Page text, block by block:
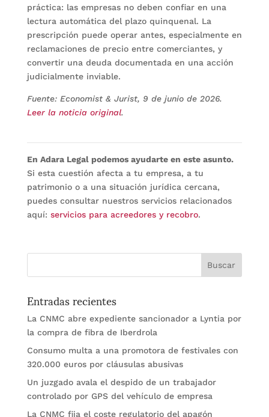
práctica: las empresas no deben confiar en una
lectura automática del plazo quinquenal. La
prescripción puede operar antes, especialmente en
reclamaciones de precio entre comerciantes, y
convertir una deuda documentada en una acción
judicialmente inviable.
Fuente: Economist & Jurist, 9 de junio de 2026.
Leer la noticia original.
En Adara Legal podemos ayudarte en este asunto.
Si esta cuestión afecta a tu empresa, a tu
patrimonio o a una situación jurídica cercana,
puedes consultar nuestros servicios relacionados
aquí: servicios para acreedores y recobro.
Entradas recientes
La CNMC abre expediente sancionador a Lyntia por
la compra de fibra de Iberdrola
Consumo multa a una promotora de festivales con
320.000 euros por cláusulas abusivas
Un juzgado avala el despido de un trabajador
controlado por GPS del vehículo de empresa
La CNMC fija el coste regulatorio del apagón